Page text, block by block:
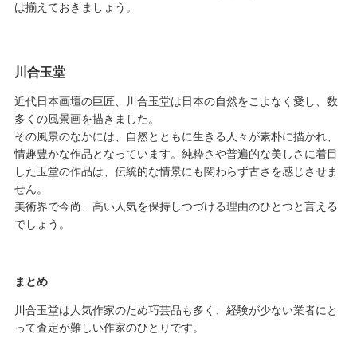
は揃えておきましょう。
川合玉堂
近代日本画壇の巨匠、川合玉堂は日本の自然をこよなく愛し、数
多くの風景画を描きました。
その風景のなかには、自然とともに生きる人々が素朴に描かれ、
情趣豊かな作品となっています。純粋さや普遍的な美しさに着目
した玉堂の作品は、伝統的な情景にも関わらず古さを感じさせま
せん。
美術界で今尚、高い人気を保持しつづける理由のひとつと言える
でしょう。
まとめ
川合玉堂は人気作家のため巧芸品も多く、経験が少ない業者にと
って査定が難しい作家のひとりです。